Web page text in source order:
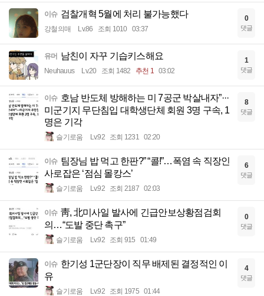
이슈 검찰개혁 5월에 처리 불가능했다
강철의매 Lv.86 조회 1010 03:37
0
댓글
유머 남친이 자꾸 기습키스해요
Neuhauus Lv.20 조회 1482 추천 1 03:02
1
댓글
이슈 호남 반도체 방해하는 미 7공군 박살내자”···
미군기지 무단침입 대학생단체 회원 3명 구속, 1
명은 기각
슬기로움 Lv.92 조회 1231 02:20
8
댓글
이슈 팀장님 밥 먹고 한판?” “콜!”…폭염 속 직장인
사로잡은 ‘점심 몰캉스’
슬기로움 Lv.92 조회 2187 02:03
6
댓글
이슈 靑, 北미사일 발사에 긴급안보상황점검회
의…“도발 중단 촉구”
슬기로움 Lv.92 조회 915 01:49
0
댓글
이슈 한기성 1군단장이 직무 배제된 결정적인 이
유
슬기로움 Lv.92 조회 1975 01:44
4
댓글